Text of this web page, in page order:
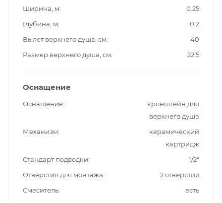
Ширина, м
0.25
Глубина, м
0.2
Вылет верхнего душа, см
40
Размер верхнего душа, см
22.5
Оснащение
Оснащение
кронштейн для
верхнего душа
Механизм
керамический
картридж
Стандарт подводки
1/2"
Отверстия для монтажа
2 отверстия
Смеситель
есть